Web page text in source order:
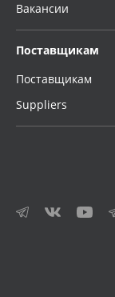
Вакансии
Поставщикам
Поставщикам
Suppliers